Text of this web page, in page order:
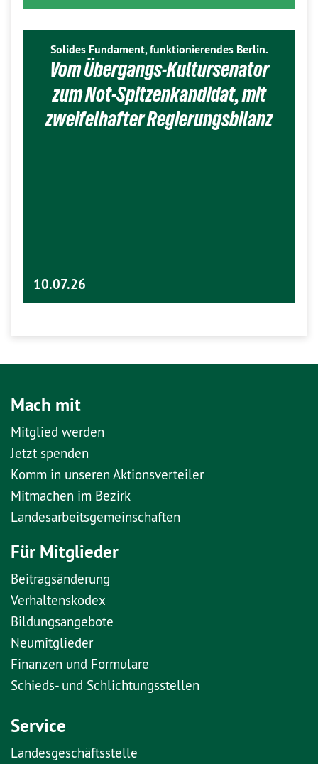
Solides Fundament, funktionierendes Berlin.
Vom Übergangs-Kultursenator
zum Not-Spitzenkandidat, mit
zweifelhafter Regierungsbilanz
10.07.26
Mach mit
Mitglied werden
Jetzt spenden
Komm in unseren Aktionsverteiler
Mitmachen im Bezirk
Landesarbeitsgemeinschaften
Für Mitglieder
Beitragsänderung
Verhaltenskodex
Bildungsangebote
Neumitglieder
Finanzen und Formulare
Schieds- und Schlichtungsstellen
Service
Landesgeschäftsstelle